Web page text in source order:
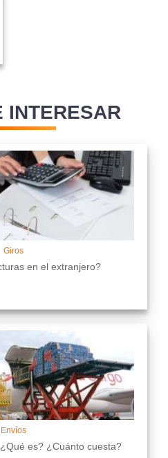
INTERESAR
Giros
en el extranjero?
Envíos
es? ¿Cuánto cuesta?